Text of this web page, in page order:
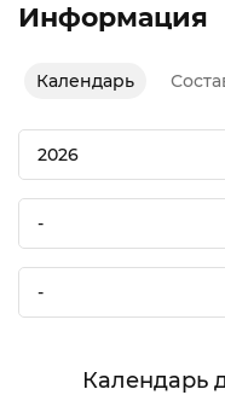
Информация
Календарь
2026
-
-
Календарь